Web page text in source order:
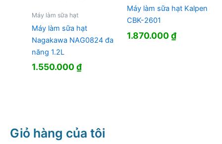
Máy làm sữa hạt
Máy làm sữa hạt
Nagakawa NAG0824 đa
năng 1.2L
1.550.000₫
Máy làm sữa hạt Kalpen
CBK-2601
1.870.000₫
Giỏ hàng của tôi